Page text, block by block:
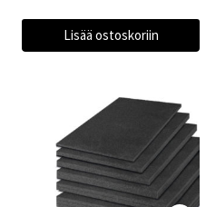
Lisää ostoskoriin